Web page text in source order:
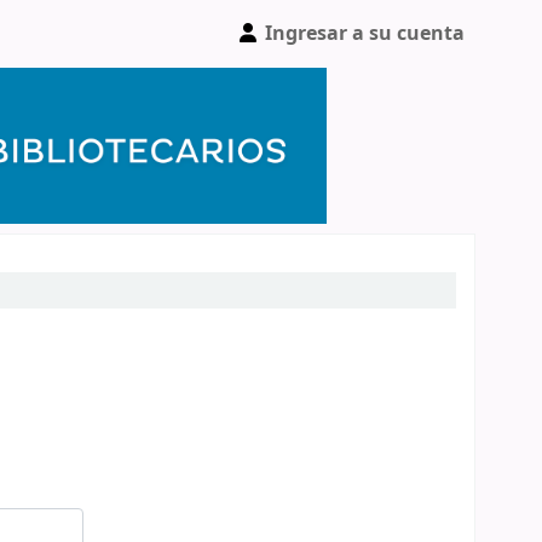
Ingresar a su cuenta